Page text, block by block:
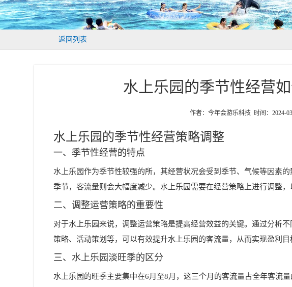
返回列表
水上乐园的季节性经营
作者：今年会游乐科技 时间：2024-
水上乐园的季节性经营策略调整
一、季节性经营的特点
水上乐园作为季节性较强的所，其经营状况会受到季节、气候等因素
季节，客流量则会大幅度减少。水上乐园需要在经营策略上进行调整，
二、调整运营策略的重要性
对于水上乐园来说，调整运营策略是提高经营效益的关键。通过分析
策略、活动策划等，可以有效提升水上乐园的客流量，从而实现盈利目
三、水上乐园淡旺季的区分
水上乐园的旺季主要集中在6月至8月，这三个月的客流量占全年客流